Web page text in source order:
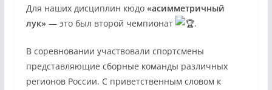
Для наших дисциплин кюдо«асимметричный
лук» — это был второй чемпионат .
В соревновании участвовали спортсмены
представляющие сборные команды различных
регионов России. С приветственным словом к